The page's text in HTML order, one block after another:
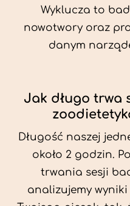
Wyklucza to
nowotwory oraz
danym
Jak długo trwa
Długość naszej
około 2 godzin.
trwania sesji
analizujemy